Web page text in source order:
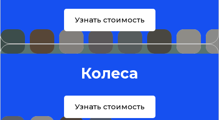
Узнать стоимость
Колеса
Узнать стоимость